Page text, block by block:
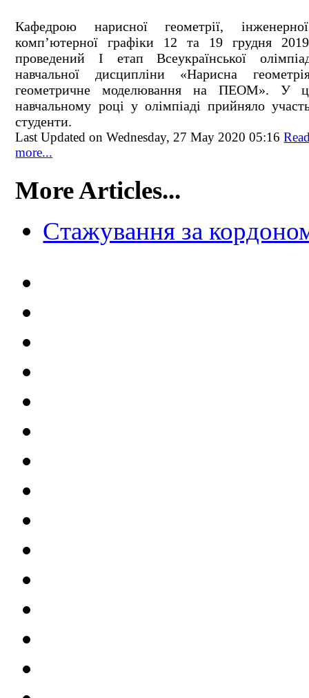
Кафедрою нарисної геометрії,
комп’ютерної графіки 12 та 19 грудня
проведений І етап Всеукраїнської
навчальної дисципліни «Нарисна
геометричне моделювання на ПЕОМ». У
навчальному році у олімпіаді прийняло
студенти.
Last Updated on Wednesday, 27 May 2020 05:16
more...
More Articles...
Стажування за